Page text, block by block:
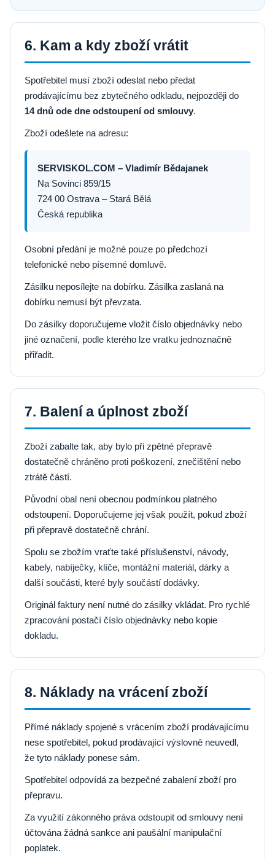
6. Kam a kdy zboží vrátit
Spotřebitel musí zboží odeslat nebo předat
prodávajícímu bez zbytečného odkladu, nejpozději do
14 dnů ode dne odstoupení od smlouvy.
Zboží odešlete na adresu:
SERVISKOL.COM – Vladimír Bědajanek
Na Sovinci 859/15
724 00 Ostrava – Stará Bělá
Česká republika
Osobní předání je možné pouze po předchozí
telefonické nebo písemné domluvě.
Zásilku neposílejte na dobírku. Zásilka zaslaná na
dobírku nemusí být převzata.
Do zásilky doporučujeme vložit číslo objednávky nebo
jiné označení, podle kterého lze vratku jednoznačně
přiřadit.
7. Balení a úplnost zboží
Zboží zabalte tak, aby bylo při zpětné přepravě
dostatečně chráněno proti poškození, znečištění nebo
ztrátě částí.
Původní obal není obecnou podmínkou platného
odstoupení. Doporučujeme jej však použít, pokud zboží
při přepravě dostatečně chrání.
Spolu se zbožím vraťte také příslušenství, návody,
kabely, nabíječky, klíče, montážní materiál, dárky a
další součásti, které byly součástí dodávky.
Originál faktury není nutné do zásilky vkládat. Pro rychlé
zpracování postačí číslo objednávky nebo kopie
dokladu.
8. Náklady na vrácení zboží
Přímé náklady spojené s vrácením zboží prodávajícímu
nese spotřebitel, pokud prodávající výslovně neuvedl,
že tyto náklady ponese sám.
Spotřebitel odpovídá za bezpečné zabalení zboží pro
přepravu.
Za využití zákonného práva odstoupit od smlouvy není
účtována žádná sankce ani paušální manipulační
poplatek.